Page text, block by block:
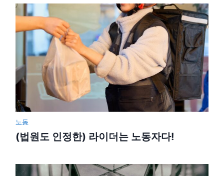
노동
(법원도 인정한) 라이더는 노동자다!